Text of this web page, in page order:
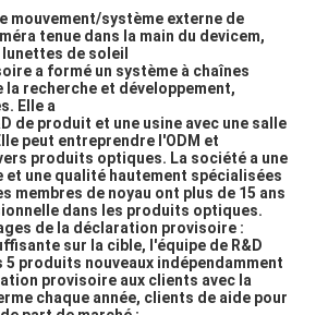
mouvement/système externe de
tenue dans la main du devicem,
de soleil
a formé un système à chaînes
recherche et développement,
Elle a
de produit et une usine avec une salle
peut entreprendre l'ODM et
produits optiques. La société a une
et une qualité hautement spécialisées
membres de noyau ont plus de 15 ans
dans les produits optiques.
de la déclaration provisoire :
sur la cible, l'équipe de R&D
produits nouveaux indépendamment
provisoire aux clients avec la
chaque année, clients de aide pour